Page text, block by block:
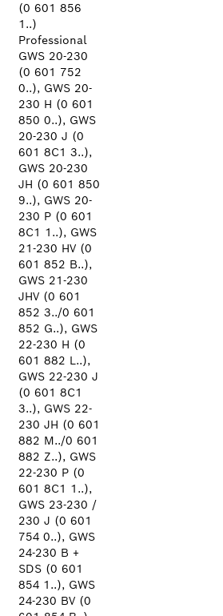
(0 601 856
1..)
Professional
GWS 20-230
(0 601 752
0..), GWS 20-
230 H (0 601
850 0..), GWS
20-230 J (0
601 8C1 3..),
GWS 20-230
JH (0 601 850
9..), GWS 20-
230 P (0 601
8C1 1..), GWS
21-230 HV (0
601 852 B..),
GWS 21-230
JHV (0 601
852 3../0 601
852 G..), GWS
22-230 H (0
601 882 L..),
GWS 22-230 J
(0 601 8C1
3..), GWS 22-
230 JH (0 601
882 M../0 601
882 Z..), GWS
22-230 P (0
601 8C1 1..),
GWS 23-230 /
230 J (0 601
754 0..), GWS
24-230 B +
SDS (0 601
854 1..), GWS
24-230 BV (0